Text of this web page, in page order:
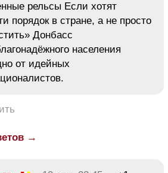
рельсы Если хотят
порядок в стране, а не просто
Донбасс
населения
от идейных
→